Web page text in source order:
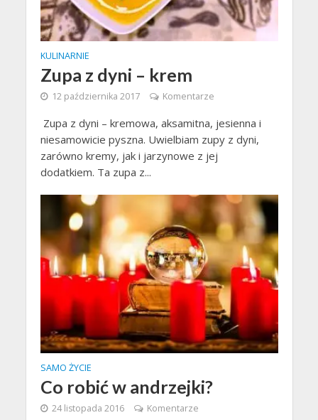
KULINARNIE
Zupa z dyni – krem
12 października 2017 Komentarze
Zupa z dyni – kremowa, aksamitna, jesienna i
niesamowicie pyszna. Uwielbiam zupy z dyni,
zarówno kremy, jak i jarzynowe z jej
dodatkiem. Ta zupa z...
SAMO ŻYCIE
Co robić w andrzejki?
24 listopada 2016 Komentarze